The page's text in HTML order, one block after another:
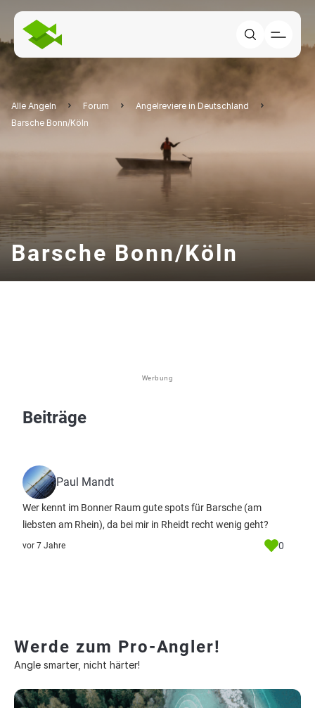
Alle Angeln Forum
Angelreviere in Deutschland
Barsche Bonn/Köln
Barsche Bonn/Köln
Werbung
Beiträge
Paul Mandt
Wer kennt im Bonner Raum gute spots für Barsche (am
liebsten am Rhein), da bei mir in Rheidt recht wenig geht?
vor 7 Jahre 0
Werde zum Pro-Angler!
Angle smarter, nicht härter!